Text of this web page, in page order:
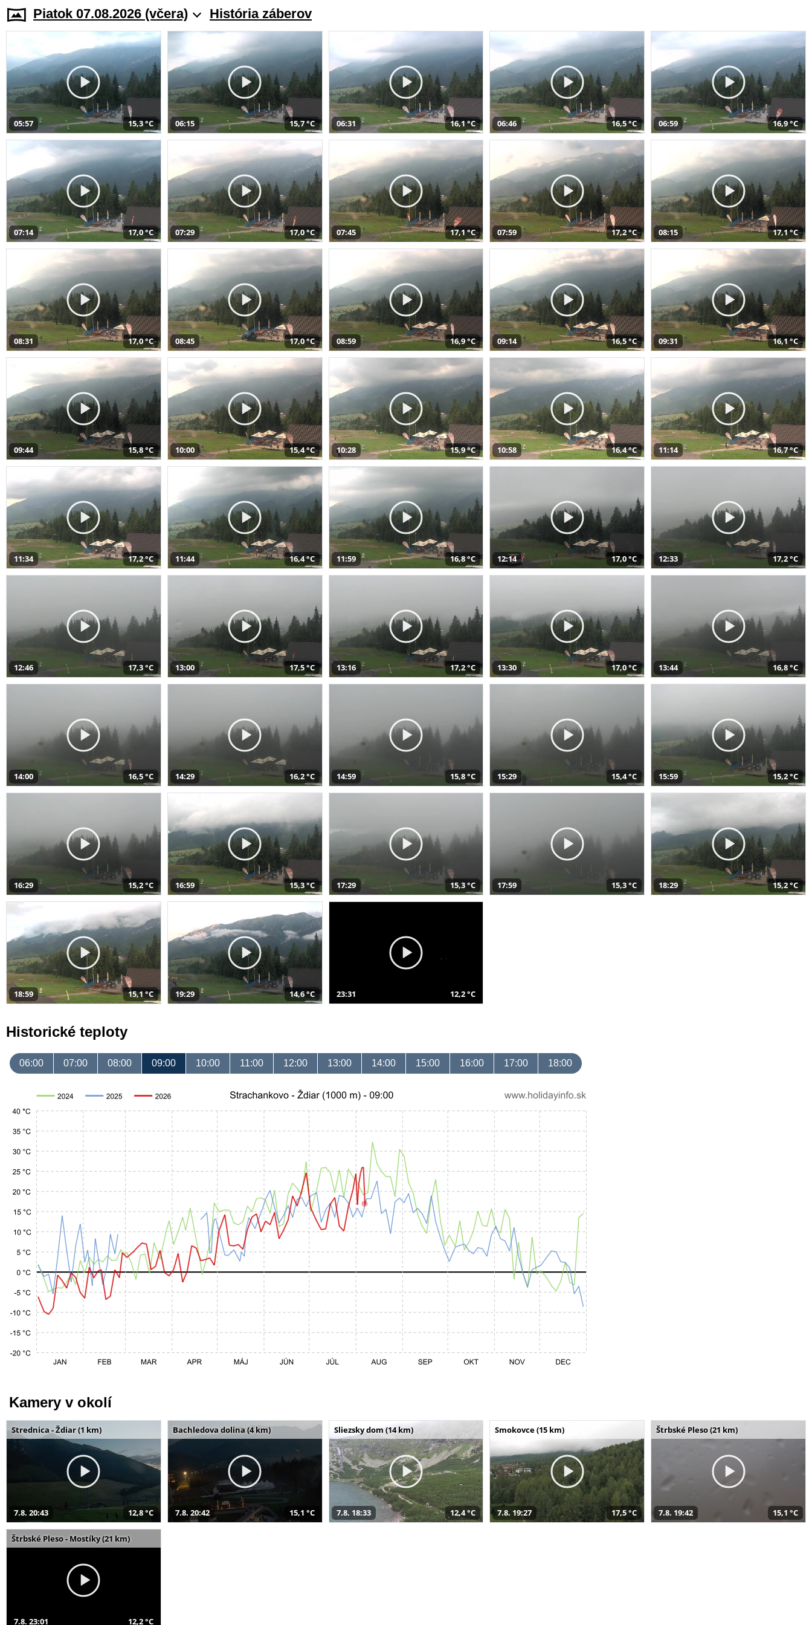
Piatok 07.08.2026 (včera) História záberov
05:57 15,3 °C 06:15 15,7 °C 06:31 16,1 °C 06:46 16,5 °C 06:59 16,9 °C
07:14 17,0 °C 07:29 17,0 °C 07:45 17,1 °C 07:59 17,2 °C 08:15 17,1 °C
08:31 17,0 °C 08:45 17,0 °C 08:59 16,9 °C 09:14 16,5 °C 09:31 16,1 °C
09:44 15,8 °C 10:00 15,4 °C 10:28 15,9 °C 10:58 16,4 °C 11:14 16,7 °C
11:34 17,2 °C 11:44 16,4 °C 11:59 16,8 °C 12:14 17,0 °C 12:33 17,2 °C
12:46 17,3 °C 13:00 17,5 °C 13:16 17,2 °C 13:30 17,0 °C 13:44 16,8 °C
14:00 16,5 °C 14:29 16,2 °C 14:59 15,8 °C 15:29 15,4 °C 15:59 15,2 °C
16:29 15,2 °C 16:59 15,3 °C 17:29 15,3 °C 17:59 15,3 °C 18:29 15,2 °C
18:59 15,1 °C 19:29 14,6 °C 23:31 12,2 °C
Historické teploty
06:00 07:00 08:00 09:00 10:00 11:00 12:00 13:00 14:00 15:00 16:00 17:00 18:00
Kamery v okolí
Strednica - Ždiar (1 km)
7.8. 20:43 12,8 °C
Bachledova dolina (4 km)
7.8. 20:42 15,1 °C
Sliezsky dom (14 km)
7.8. 18:33 12,4 °C
Smokovce (15 km)
7.8. 19:27 17,5 °C
Štrbské Pleso (21 km)
7.8. 19:42 15,1 °C
Štrbské Pleso - Mostíky (21 km)
7.8. 23:01 12,2 °C